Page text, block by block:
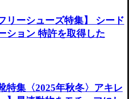
リーシューズ特集】 シード
ション 特許を取得した
特集〈2025年秋冬〉アキレ